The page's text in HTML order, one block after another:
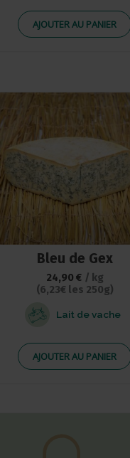
AJOUTER AU PANIER
Bleu de Gex
24,90 € / kg
(6,23€ les 250g)
Lait de vache
AJOUTER AU PANIER